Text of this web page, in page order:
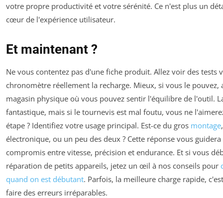
votre propre productivité et votre sérénité. Ce n'est plus un
cœur de l'expérience utilisateur.
Et maintenant ?
Ne vous contentez pas d'une fiche produit. Allez voir des tests
chronomètre réellement la recharge. Mieux, si vous le pouvez,
magasin physique où vous pouvez sentir l'équilibre de l'outil.
fantastique, mais si le tournevis est mal foutu, vous ne
étape ? Identifiez votre usage principal. Est-ce du gros montage
électronique, ou un peu des deux ? Cette réponse vous
compromis entre vitesse, précision et endurance. Et si vous
réparation de petits appareils, jetez un œil à nos conseils pour
quand on est débutant. Parfois, la meilleure charge rapide,
faire des erreurs irréparables.